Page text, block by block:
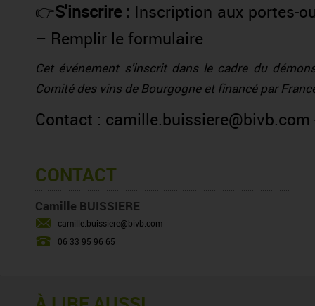
👉S'inscrire : Inscription aux portes-
– Remplir le formulaire
Cet événement s'inscrit dans le cadre du
Comité des vins de Bourgogne et financé par
Contact : camille.buissiere@bivb.com
CONTACT
Camille BUISSIERE
camille.buissiere@bivb.com
06 33 95 96 65